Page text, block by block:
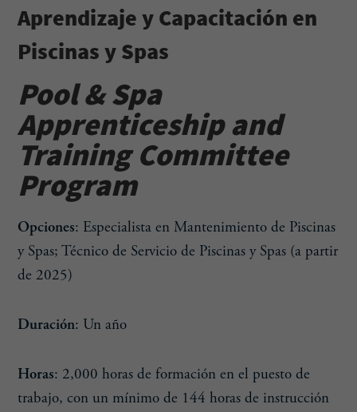
Aprendizaje y Capacitación en
Piscinas y Spas
Pool & Spa
Apprenticeship and
Training Committee
Program
Opciones: Especialista en Mantenimiento de Piscinas
y Spas; Técnico de Servicio de Piscinas y Spas (a partir
de 2025)
Duración: Un año
Horas: 2,000 horas de formación en el puesto de
trabajo, con un mínimo de 144 horas de instrucción